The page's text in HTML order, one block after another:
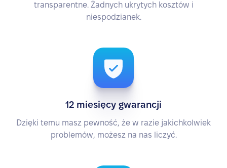
transparentne. Żadnych ukrytych kosztów i
niespodzianek.
12 miesięcy gwarancji
Dzięki temu masz pewność, że w razie jakichkolwiek
problemów, możesz na nas liczyć.